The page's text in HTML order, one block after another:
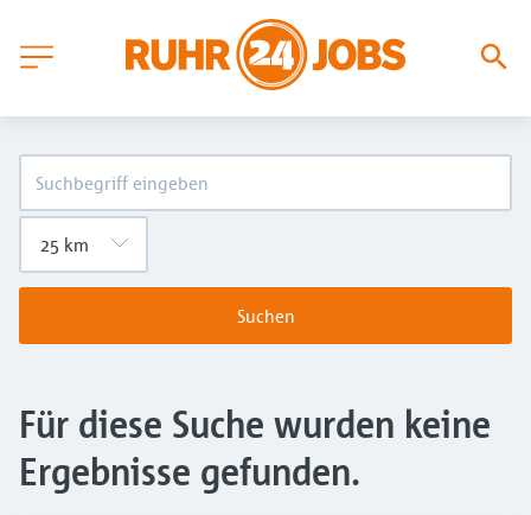
Suchen
Für diese Suche wurden keine
Ergebnisse gefunden.